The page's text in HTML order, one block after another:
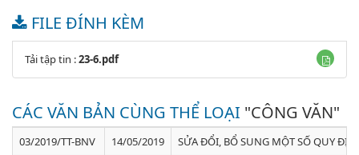
FILE ĐÍNH KÈM
Tải tập tin :23-6.pdf
CÁC VĂN BẢN CÙNG THỂ LOẠI "CÔNG VĂN"
03/2019/TT-BNV 14/05/2019
SỬA ĐỔI, BỔ SUNG MỘT SỐ QUY